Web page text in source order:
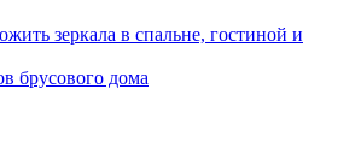
зеркала в cпальне, гостиной и
брусового дома